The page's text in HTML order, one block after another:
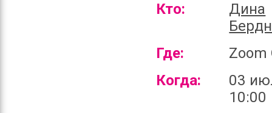
Кто:
Дина
Где:
Zoom
Когда:
03
10:00